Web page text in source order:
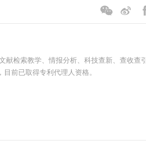
索教学、情报分析、科技查新、查收查
目前已取得专利代理人资格。